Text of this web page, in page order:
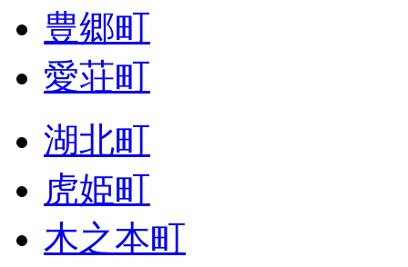
豊郷町
愛荘町
湖北町
虎姫町
木之本町